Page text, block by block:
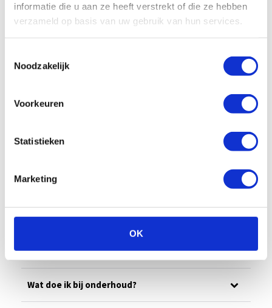
informatie die u aan ze heeft verstrekt of die ze hebben
verzameld op basis van uw gebruik van hun services.
Noodzakelijk
Voorkeuren
Statistieken
Marketing
OK
Facturatie
Hoe werkt facturatie bij Enterprise
Hoe controleren jullie de eindfactuur?
Ons wagenpark
Wat is jullie noodnummer?
Wat doe ik bij onderhoud?